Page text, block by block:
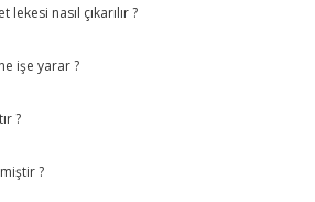
nasıl çıkarılır ?
işe yarar ?
?
?